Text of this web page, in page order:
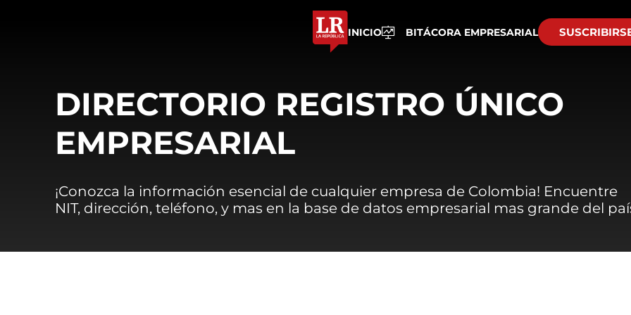
INICIO BITÁCORA EMPRESARIAL
DIRECTORIO REGISTRO ÚNICO
EMPRESARIAL
¡Conozca la información esencial de cualquier empresa de Colombia! Encuentre
NIT, dirección, teléfono, y mas en la base de datos empresarial mas grande del